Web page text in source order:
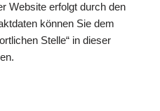
Website erfolgt durch den
können Sie dem
Stelle“ in dieser